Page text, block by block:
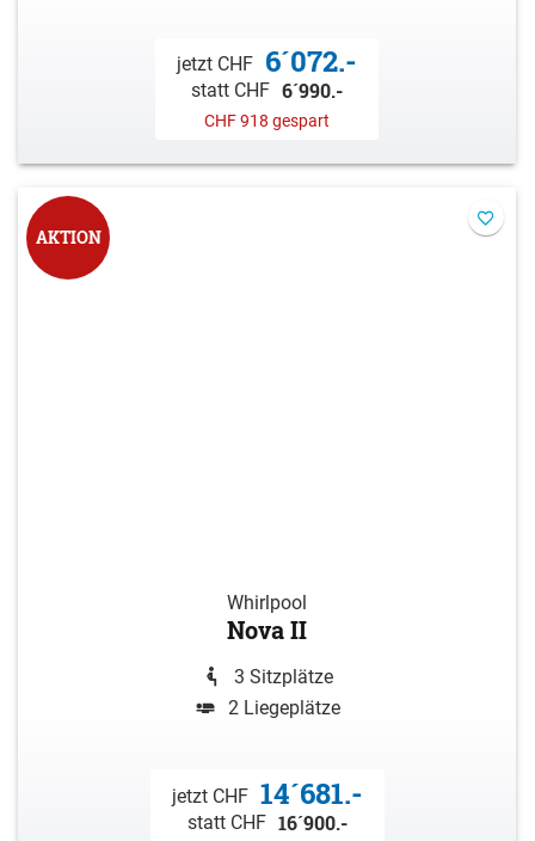
jetzt CHF 6´072.-
statt CHF 6´990.-
CHF 918 gespart
AKTION
Whirlpool
Nova II
3 Sitzplätze
2 Liegeplätze
jetzt CHF 14´681.-
statt CHF 16´900.-